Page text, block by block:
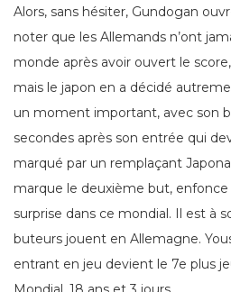
Alors, sans hésiter, Gundogan
noter que les Allemands n’ont
monde après avoir ouvert le
mais le japon en a décidé
un moment important, avec son
secondes après son entrée qui
marqué par un remplaçant
marque le deuxième but,
surprise dans ce mondial. Il est à
buteurs jouent en Allemagne.
entrant en jeu devient le 7e plus